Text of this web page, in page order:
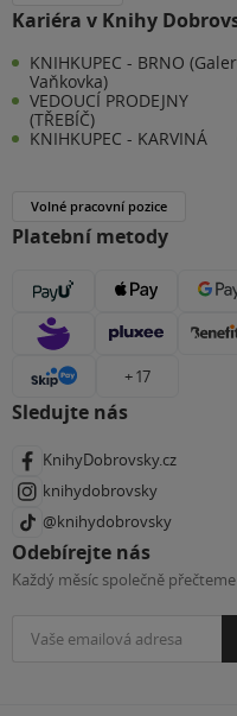
Kariéra v Knihy
KNIHKUPEC - BRNO
Vaňkovka)
VEDOUCÍ PRODEJNY
(TŘEBÍČ)
KNIHKUPEC - KARVINÁ
Volné pracovní pozice
Platební metody
+ 17
Sledujte nás
KnihyDobrovsky.cz
knihydobrovsky
@knihydobrovsky
Odebírejte nás
Každý měsíc společně